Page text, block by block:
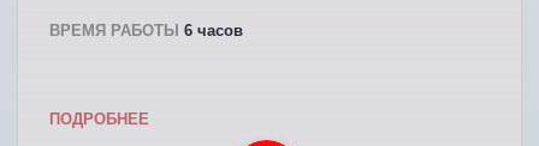
ВРЕМЯ РАБОТЫ 6 часов
ПОДРОБНЕЕ